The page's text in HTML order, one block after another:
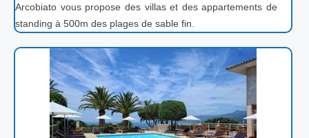
Arcobiato vous propose des villas et des appartements de
standing à 500m des plages de sable fin.